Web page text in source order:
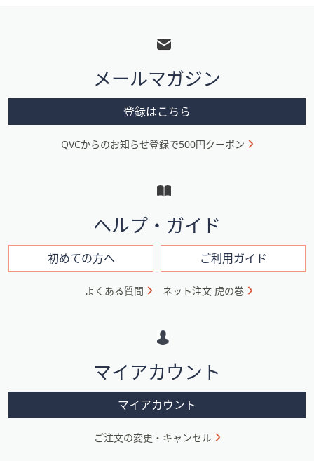
メ
ニ
ン
ン
メールマガジン
登録はこちら
QVCからのお知らせ登録で500円クーポン
ヘルプ・ガイド
初めての方へ ご利用ガイド
よくある質問 ネット注文 虎の巻
マイアカウント
マイアカウント
ご注文の変更・キャンセル